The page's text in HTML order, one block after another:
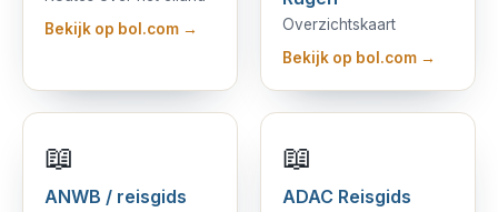
Bekijk op bol.com →
Overzichtskaart
Bekijk op bol.com →
📖
ANWB / reisgids
📖
ADAC Reisgids